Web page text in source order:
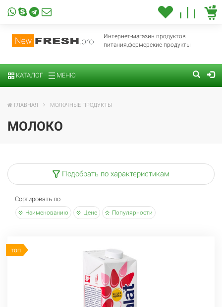
Интернет-магазин продуктов
питания,фермерские продукты
КАТАЛОГ МЕНЮ
ГЛАВНАЯ МОЛОЧНЫЕ ПРОДУКТЫ
МОЛОКО
Подобрать по характеристикам
Сортировать по
Наименованию Цене Популярности
ТОП